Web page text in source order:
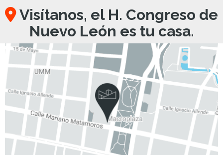
Visítanos, el H. Congreso de
Nuevo León es tu casa.